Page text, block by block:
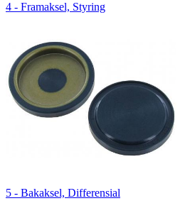
4 - Framaksel, Styring
5 - Bakaksel, Differensial